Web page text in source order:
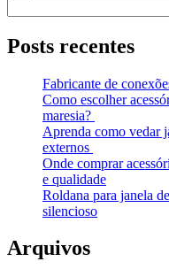
Posts recentes
Fabricante de
Como escolher
maresia?
Aprenda como vedar
externos
Onde comprar
e qualidade
Roldana para janela
silencioso
Arquivos